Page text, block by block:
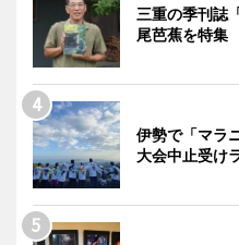
三重の季刊誌
尾芭蕉を特集
伊勢で「マラ
大会中止受け